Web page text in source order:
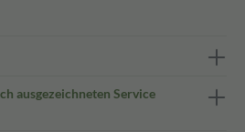
ausgezeichneten Service